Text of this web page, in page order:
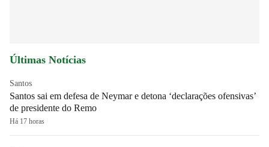
Últimas Notícias
Santos
Santos sai em defesa de Neymar e detona ‘declarações ofensivas’
de presidente do Remo
Há 17 horas